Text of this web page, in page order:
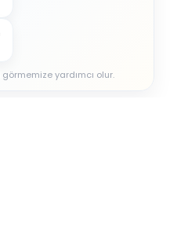
yardımcı olur.